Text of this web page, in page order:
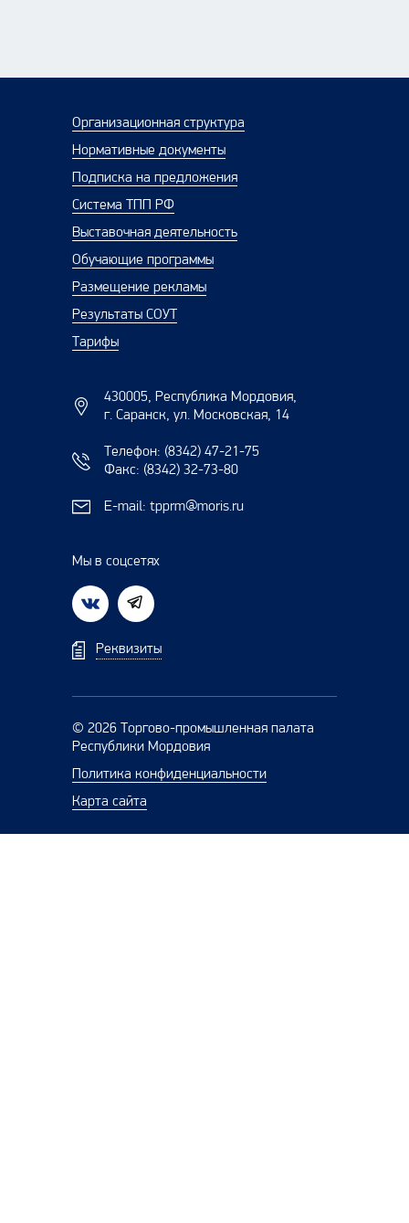
Организационная структура
Нормативные документы
Подписка на предложения
Система ТПП РФ
Выставочная деятельность
Обучающие программы
Размещение рекламы
Результаты СОУТ
Тарифы
430005, Республика Мордовия,
г. Саранск, ул. Московская, 14
Телефон: (8342) 47-21-75
Факс: (8342) 32-73-80
E-mail: tpprm@moris.ru
Мы в соцсетях
Реквизиты
© 2026 Торгово-промышленная палата
Республики Мордовия
Политика конфиденциальности
Карта сайта